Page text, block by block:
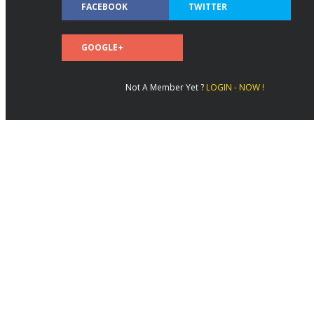
FACEBOOK TWITTER
GOOGLE+
Not A Member Yet ? LOGIN - NOW !